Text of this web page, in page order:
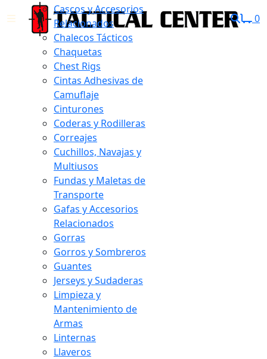
Cascos y Accesorios
Relacionados
Chalecos Tácticos
Chaquetas
Chest Rigs
Cintas Adhesivas de
Camuflaje
Cinturones
Coderas y Rodilleras
Correajes
Cuchillos, Navajas y
Multiusos
Fundas y Maletas de
Transporte
Gafas y Accesorios
Relacionados
Gorras
Gorros y Sombreros
Guantes
Jerseys y Sudaderas
Limpieza y
Mantenimiento de
Armas
Linternas
Llaveros
0